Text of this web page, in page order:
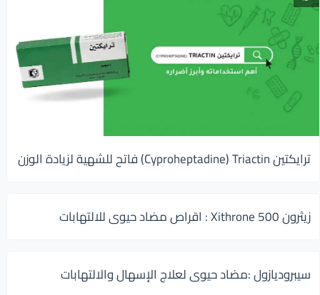
ترايكتين Cyproheptadine) Triactin) فاتح للشهية لزيادة الوزن
زيثرون 500 Xithrone : اقراص مضاد حيوى للالتهابات
سيبروديازول :مضاد حيوى لعلاج الإسهال والالتهابات